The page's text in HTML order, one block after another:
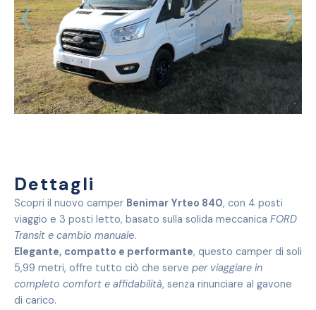
Dettagli
Scopri il nuovo camper Benimar Yrteo 840, con 4 posti
viaggio e 3 posti letto, basato sulla solida meccanica FORD
Transit e cambio manuale.
Elegante, compatto e performante, questo camper di soli
5,99 metri, offre tutto ciò che serve per viaggiare in
completo comfort e affidabilità, senza rinunciare al gavone
di carico.